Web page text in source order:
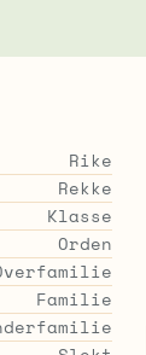
Rike
Rekke
Klasse
Orden
Familie